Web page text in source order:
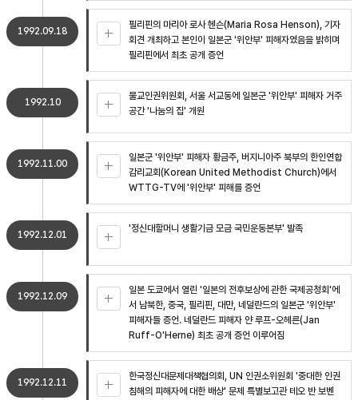
1992.09.18
필리핀의 마리아 로사 헨슨(Maria Rosa Henson), 기자
회견 개최하고 본인이 일본군 '위안부' 피해자였음을 밝히며
필리핀에서 최초 공개 증언
1992.10
불교인권위원회, 서울 서교동에 일본군 '위안부' 피해자 거주
공간 '나눔의 집' 개원
1992.11.00
일본군 '위안부' 피해자 황금주, 버지니아주 북부의 한인연합
감리교회(Korean United Methodist Church)에서
WTTG-TV에 '위안부' 피해를 증언
1992.12.01
'정신대할머니 생활기금 모금 국민운동본부' 발족
1992.12.09
일본 도쿄에서 열린 '일본의 전후보상에 관한 국제공청회'에
서 남북한, 중국, 필리핀, 대만, 네덜란드의 일본군 '위안부'
피해자들 증언. 네덜란드 피해자 얀 루프-오헤른(Jan
Ruff-O'Herne) 최초 공개 증언 이루어짐
1992.12.11
한국정신대문제대책협의회, UN 인권소위원회 '중대한 인권
침해의 피해자에 대한 배상' 문제 특별보고관 테오 반 보벤